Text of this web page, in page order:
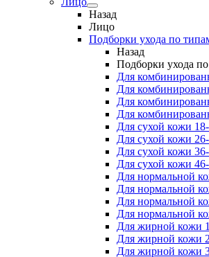
Назад
Лицо
Подборки ухода по
Назад
Подборки ухода
Для
Для
Для
Для
Для сухой кожи
Для сухой кожи
Для сухой кожи
Для сухой кожи
Для нормальной
Для нормальной
Для нормальной
Для нормальной
Для жирной кожи
Для жирной кожи
Для жирной кожи